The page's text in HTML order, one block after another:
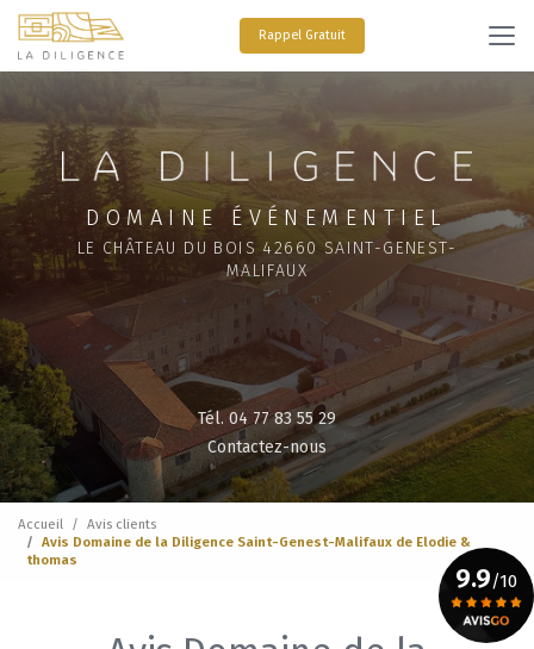
Aller
contenu
Rappel Gratuit
9.9/10
DOMAINE ÉVÉNEMENTIEL
LE CHÂTEAU DU BOIS 42660 SAINT-GENEST-
MALIFAUX
Tél. 04 77 83 55 29
Contactez-nous
Accueil
Avis clients
Avis Domaine de la Diligence Saint-Genest-Malifaux de Elodie &
thomas